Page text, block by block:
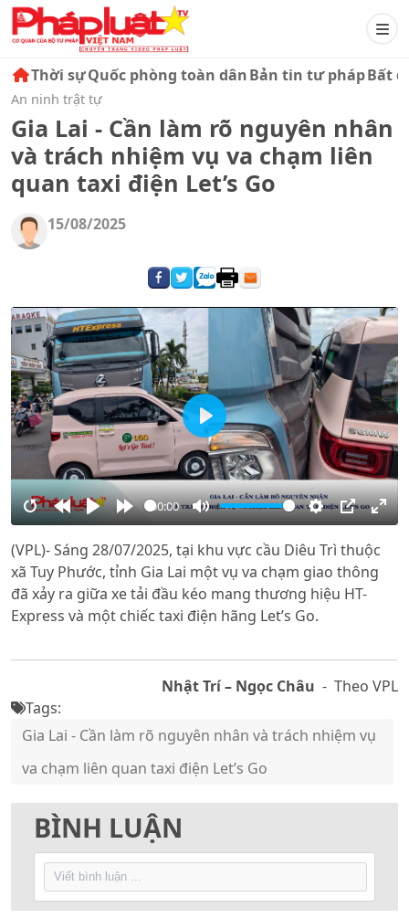
Thời sựQuốc phòng toàn dânBản tin tư phápBất
An ninh trật tự
Gia Lai - Cần làm rõ nguyên nhân
và trách nhiệm vụ va chạm liên
quan taxi điện Let’s Go
15/08/2025
RestartRewind
10s
PlayForward
10s
00:00
Mute Settings
PIP
Play
(VPL)- Sáng 28/07/2025, tại khu vực cầu Diêu Trì thuộc
xã Tuy Phước, tỉnh Gia Lai một vụ va chạm giao thông
đã xảy ra giữa xe tải đầu kéo mang thương hiệu HT-
Express và một chiếc taxi điện hãng Let’s Go.
Nhật Trí – Ngọc Châu - Theo VPL
Tags:
Gia Lai - Cần làm rõ nguyên nhân và trách nhiệm vụ
va chạm liên quan taxi điện Let’s Go
BÌNH LUẬN